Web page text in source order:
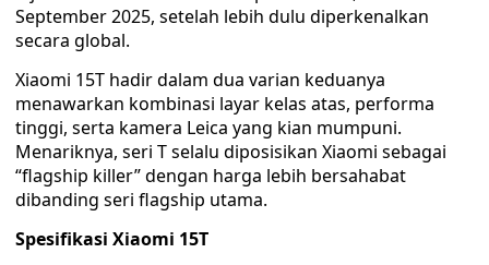
September 2025, setelah lebih dulu diperkenalkan
secara global.
Xiaomi 15T hadir dalam dua varian keduanya
menawarkan kombinasi layar kelas atas, performa
tinggi, serta kamera Leica yang kian mumpuni.
Menariknya, seri T selalu diposisikan Xiaomi sebagai
“flagship killer” dengan harga lebih bersahabat
dibanding seri flagship utama.
Spesifikasi Xiaomi 15T